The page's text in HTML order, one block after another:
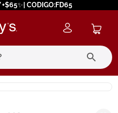
+$65✨| CODIGO:FD65